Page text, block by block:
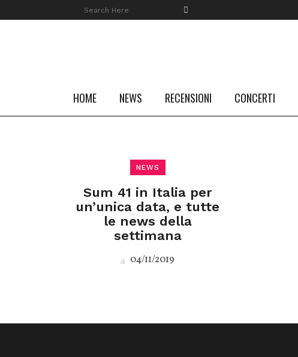
HOME NEWS RECENSIONI CONCERTI
NEWS
Sum 41 in Italia per
un’unica data, e tutte
le news della
settimana
04/11/2019